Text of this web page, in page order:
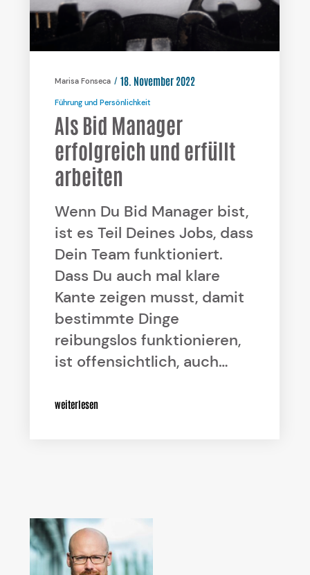
Marisa Fonseca 18. November 2022
Führung und Persönlichkeit
Als Bid Manager
erfolgreich und erfüllt
arbeiten
Wenn Du Bid Manager bist,
ist es Teil Deines Jobs, dass
Dein Team funktioniert.
Dass Du auch mal klare
Kante zeigen musst, damit
bestimmte Dinge
reibungslos funktionieren,
ist offensichtlich, auch…
weiterlesen